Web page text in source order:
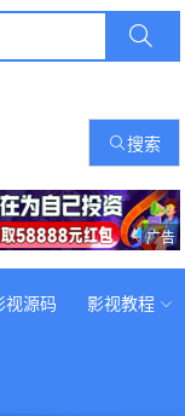
搜索
广告
视源码 影视教程